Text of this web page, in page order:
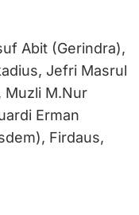
Abit (Gerindra),
Jefri Masrul
Muzli M.Nur
Erman
Firdaus,